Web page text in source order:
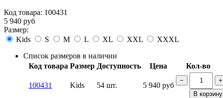
Код товара: 100431
5 940 руб
Размер:
Kids
S M L XL XXL
XXXL
Список размеров в наличии
Код товара Размер Доступность Цена Кол-во
100431 Kids 54 шт. 5 940 руб
−
+
В корзину